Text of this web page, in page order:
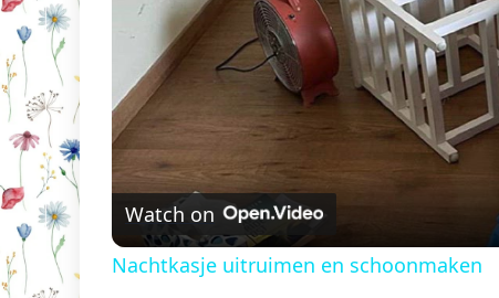
Watch on
Nachtkasje uitruimen en schoonmaken